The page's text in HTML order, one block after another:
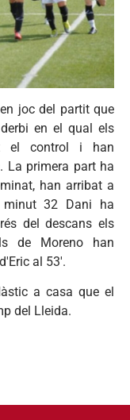
joc del partit que
en el qual els
el control i han
La primera part ha
han arribat a
32 Dani ha
del descans els
de Moreno han
al 53'.
a casa que el
del Lleida.